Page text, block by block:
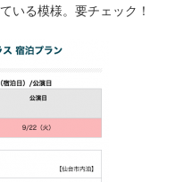
いる模様。要チェック！